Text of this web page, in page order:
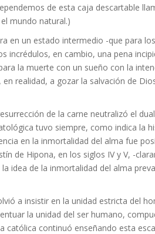
de esta caja descartable
mundo natural.)
en un estado intermedio -que para
incrédulos, en cambio, una pena
la muerte con un sueño con la
realidad, a gozar la salvación de
de la carne neutralizó el
tuvo siempre, como indica la
en la inmortalidad del alma fue
de Hipona, en los siglos IV y V, -
idea de la inmortalidad del alma
a insistir en la unidad estricta del
la unidad del ser humano,
católica continuó enseñando esta